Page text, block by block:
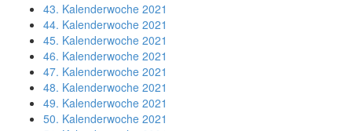
43. Kalenderwoche 2021
44. Kalenderwoche 2021
45. Kalenderwoche 2021
46. Kalenderwoche 2021
47. Kalenderwoche 2021
48. Kalenderwoche 2021
49. Kalenderwoche 2021
50. Kalenderwoche 2021